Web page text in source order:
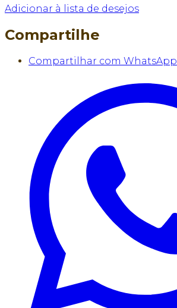
Adicionar à lista de desejos
Compartilhe
Compartilhar com WhatsApp